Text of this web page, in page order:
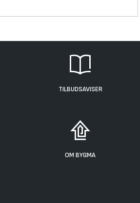
TILBUDSAVISER
OM BYGMA